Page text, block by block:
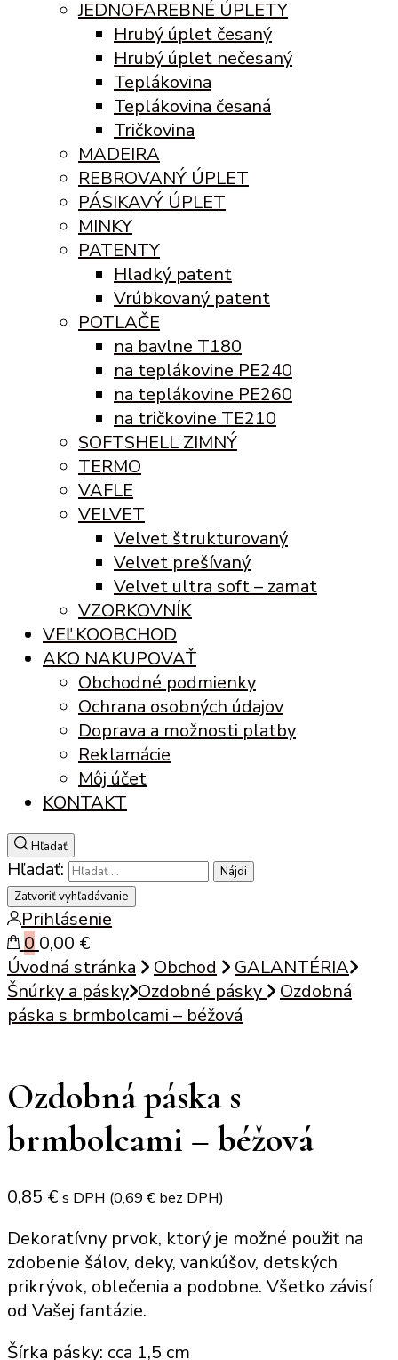
JEDNOFAREBNÉ ÚPLETY
Hrubý úplet česaný
Hrubý úplet nečesaný
Teplákovina
Teplákovina česaná
Tričkovina
MADEIRA
REBROVANÝ ÚPLET
PÁSIKAVÝ ÚPLET
MINKY
PATENTY
Hladký patent
Vrúbkovaný patent
POTLAČE
na bavlne T180
na teplákovine PE240
na teplákovine PE260
na tričkovine TE210
SOFTSHELL ZIMNÝ
TERMO
VAFLE
VELVET
Velvet štrukturovaný
Velvet prešívaný
Velvet ultra soft – zamat
VZORKOVNÍK
VEĽKOOBCHOD
AKO NAKUPOVAŤ
Obchodné podmienky
Ochrana osobných údajov
Doprava a možnosti platby
Reklamácie
Môj účet
KONTAKT
Hľadať
Hľadať:
Zatvoriť vyhľadávanie
Prihlásenie
0 0,00 €
Úvodná stránka
Obchod
GALANTÉRIA
Šnúrky a pásky Ozdobné pásky
Ozdobná
páska s brmbolcami – béžová
Ozdobná páska s
brmbolcami – béžová
0,85 € s DPH (0,69 € bez DPH)
Dekoratívny prvok, ktorý je možné použiť na
zdobenie šálov, deky, vankúšov, detských
prikrývok, oblečenia a podobne. Všetko závisí
od Vašej fantázie.
Šírka pásky: cca 1,5 cm